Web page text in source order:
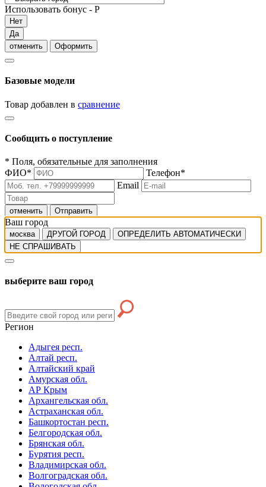
Использовать бонус - Р
Нет
Да
отменить
Оформить
Базовые модели
Товар добавлен в сравнение
Сообщить о поступление
* Поля, обязательные для заполнения
ФИО* Телефон*
Email
отменить Отправить
Ваш город
москва ДРУГОЙ ГОРОД
ОПРЕДЕЛИТЬ АВТОМАТИЧЕСКИ
НЕ СПРАШИВАТЬ
выберите ваш город
Регион
Адыгея респ.
Алтай респ.
Алтайский край
Амурская обл.
АР Крым
Архангельская обл.
Астраханская обл.
Башкортостан респ.
Белгородская обл.
Брянская обл.
Бурятия респ.
Владимирская обл.
Волгоградская обл.